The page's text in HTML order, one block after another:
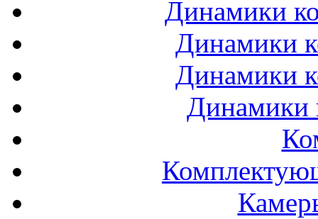
Динамики
Динамики
Динамики
Динамики